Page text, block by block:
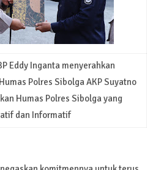
Eddy Inganta menyerahkan
Polres Sibolga AKP Suyatno
Humas Polres Sibolga yang
dan Informatif